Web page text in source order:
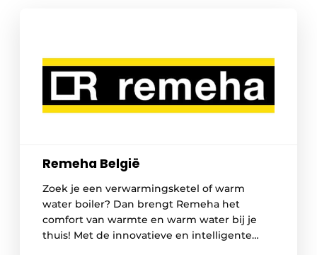
Remeha België
Zoek je een verwarmingsketel of warm
water boiler? Dan brengt Remeha het
comfort van warmte en warm water bij je
thuis! Met de innovatieve en intelligente